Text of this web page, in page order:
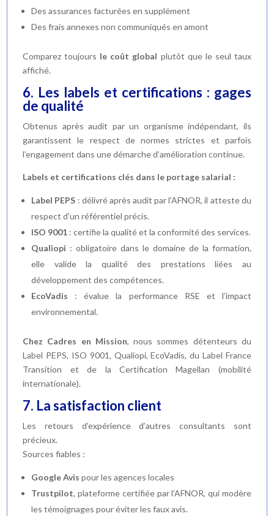
Des assurances facturées en supplément
Des frais annexes non communiqués en amont
Comparez toujours le coût global plutôt que le seul taux
affiché.
6. Les labels et certifications : gages
de qualité
Obtenus après audit par un organisme indépendant, ils
garantissent le respect de normes strictes et parfois
l’engagement dans une démarche d’amélioration continue.
Labels et certifications clés dans le portage salarial :
Label PEPS : délivré après audit par l’AFNOR, il atteste du
respect d’un référentiel précis.
ISO 9001 : certifie la qualité et la conformité des services.
Qualiopi : obligatoire dans le domaine de la formation,
elle valide la qualité des prestations liées au
développement des compétences.
EcoVadis : évalue la performance RSE et l’impact
environnemental.
Chez Cadres en Mission, nous sommes détenteurs du
Label PEPS, ISO 9001, Qualiopi, EcoVadis, du Label France
Transition et de la Certification Magellan (mobilité
internationale).
7. La satisfaction client
Les retours d’expérience d’autres consultants sont
précieux.
Sources fiables :
Google Avis pour les agences locales
Trustpilot, plateforme certifiée par l’AFNOR, qui modère
les témoignages pour éviter les faux avis.